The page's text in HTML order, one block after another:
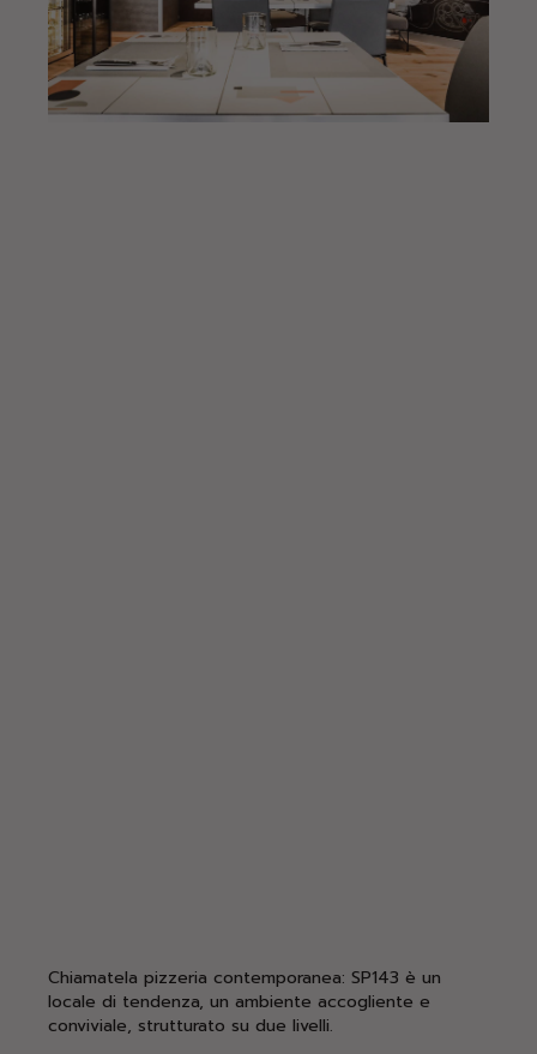
Chiamatela pizzeria contemporanea: SP143 è un
locale di tendenza, un ambiente accogliente e
conviviale, strutturato su due livelli.